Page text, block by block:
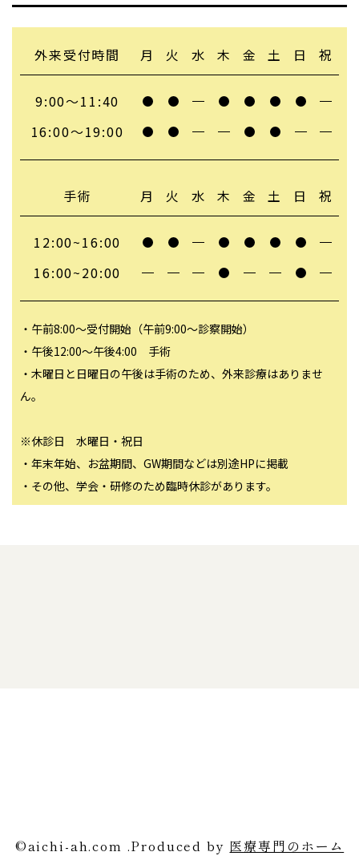
外来受付時間
9:00〜11:40
16:00〜19:00
月 火 水 木 金 土 日 祝
手術
12:00~16:00
16:00~20:00
月 火 水 木 金 土 日 祝
・午前8:00～受付開始（午前9:00～診察開始）
・午後12:00～午後4:00 手術
・木曜日と日曜日の午後は手術のため、外来診療はありませ
ん。
※休診日 水曜日・祝日
・年末年始、お盆期間、GW期間などは別途HPに掲載
・その他、学会・研修のため臨時休診があります。
©aichi-ah.com .Produced by 医療専門のホーム